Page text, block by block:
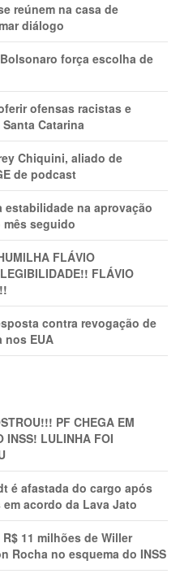
reúnem na casa de
diálogo
força escolha de
ofensas racistas e
Catarina
Chiquini, aliado de
de podcast
estabilidade na aprovação
seguido
FLÁVIO
FLÁVIO
contra revogação de
nos EUA
PF CHEGA EM
INSS! LULINHA FOI
é afastada do cargo após
acordo da Lava Jato
11 milhões de Willer
Rocha no esquema do INSS